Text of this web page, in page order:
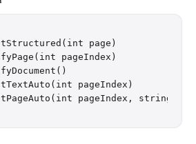
page)
pageIndex)
pageIndex)